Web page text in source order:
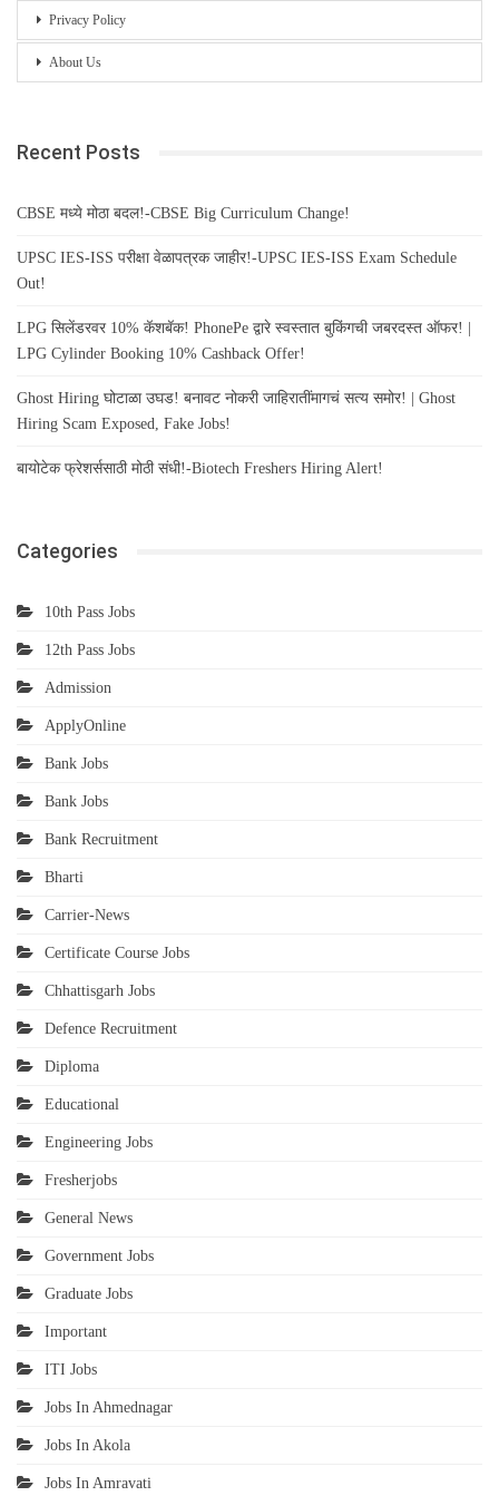
Privacy Policy
About Us
Recent Posts
CBSE मध्ये मोठा बदल!-CBSE Big Curriculum Change!
UPSC IES-ISS परीक्षा वेळापत्रक जाहीर!-UPSC IES-ISS Exam Schedule
Out!
LPG सिलेंडरवर 10% कॅशबॅक! PhonePe द्वारे स्वस्तात बुकिंगची जबरदस्त ऑफर! |
LPG Cylinder Booking 10% Cashback Offer!
Ghost Hiring घोटाळा उघड! बनावट नोकरी जाहिरातींमागचं सत्य समोर! | Ghost
Hiring Scam Exposed, Fake Jobs!
बायोटेक फ्रेशर्ससाठी मोठी संधी!-Biotech Freshers Hiring Alert!
Categories
10th Pass Jobs
12th Pass Jobs
Admission
ApplyOnline
Bank Jobs
Bank Jobs
Bank Recruitment
Bharti
Carrier-News
Certificate Course Jobs
Chhattisgarh Jobs
Defence Recruitment
Diploma
Educational
Engineering Jobs
Fresherjobs
General News
Government Jobs
Graduate Jobs
Important
ITI Jobs
Jobs In Ahmednagar
Jobs In Akola
Jobs In Amravati